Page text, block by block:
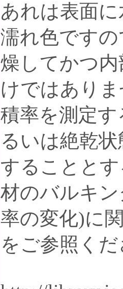
あれは表面
濡れ色です
燥してかつ
けではあり
積率を測定
るいは絶乾
することと
材のバルキ
率の変化)に
をご参照く